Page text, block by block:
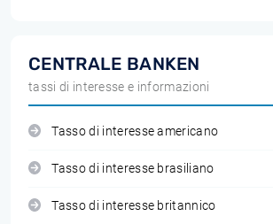
CENTRALE BANKEN
tassi di interesse e informazioni
Tasso di interesse americano
Tasso di interesse brasiliano
Tasso di interesse britannico